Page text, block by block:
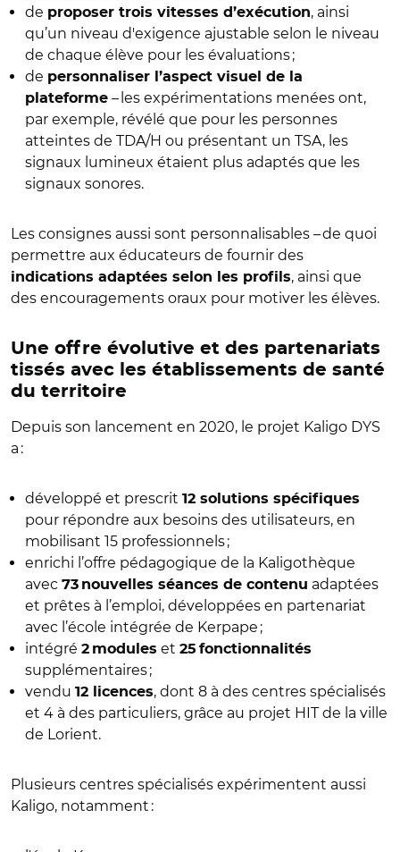
de proposer trois vitesses d’exécution, ainsi
qu’un niveau d'exigence ajustable selon le niveau
de chaque élève pour les évaluations ;
de personnaliser l’aspect visuel de la
plateforme – les expérimentations menées ont,
par exemple, révélé que pour les personnes
atteintes de TDA/H ou présentant un TSA, les
signaux lumineux étaient plus adaptés que les
signaux sonores.
Les consignes aussi sont personnalisables – de quoi
permettre aux éducateurs de fournir des
indications adaptées selon les profils, ainsi que
des encouragements oraux pour motiver les élèves.
Une offre évolutive et des partenariats
tissés avec les établissements de santé
du territoire
Depuis son lancement en 2020, le projet Kaligo DYS
a :
développé et prescrit 12 solutions spécifiques
pour répondre aux besoins des utilisateurs, en
mobilisant 15 professionnels ;
enrichi l’offre pédagogique de la Kaligothèque
avec 73 nouvelles séances de contenu adaptées
et prêtes à l’emploi, développées en partenariat
avec l’école intégrée de Kerpape ;
intégré 2 modules et 25 fonctionnalités
supplémentaires ;
vendu 12 licences, dont 8 à des centres spécialisés
et 4 à des particuliers, grâce au projet HIT de la ville
de Lorient.
Plusieurs centres spécialisés expérimentent aussi
Kaligo, notamment :